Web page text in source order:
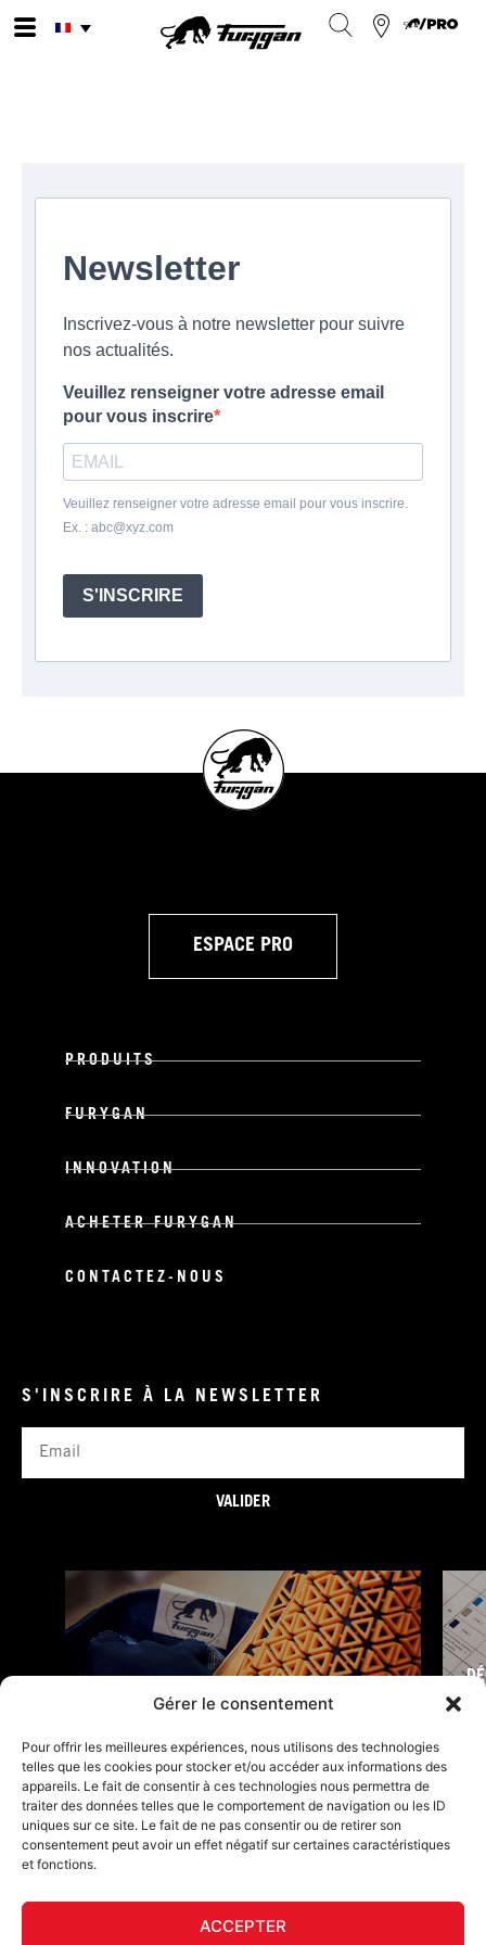
Gérer le consentement
Pour offrir les meilleures expériences, nous utilisons des technologies
telles que les cookies pour stocker et/ou accéder aux informations des
appareils. Le fait de consentir à ces technologies nous permettra de
traiter des données telles que le comportement de navigation ou les ID
uniques sur ce site. Le fait de ne pas consentir ou de retirer son
consentement peut avoir un effet négatif sur certaines caractéristiques
et fonctions.
ACCEPTER
au
Newsletter
Inscrivez-vous à notre newsletter pour suivre
nos actualités.
Veuillez renseigner votre adresse email
pour vous inscrire
Veuillez renseigner votre adresse email pour vous inscrire.
Ex. : abc@xyz.com
S'INSCRIRE
ESPACE PRO
PRODUITS
FURYGAN
INNOVATION
ACHETER FURYGAN
CONTACTEZ-NOUS
S'INSCRIRE À LA NEWSLETTER
VALIDER